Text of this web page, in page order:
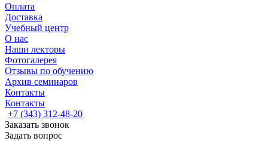
Оплата
Доставка
Учебный центр
О нас
Наши лекторы
Фотогалерея
Отзывы по обучению
Архив семинаров
Контакты
Контакты
+7 (343) 312-48-20
Заказать звонок
Задать вопрос